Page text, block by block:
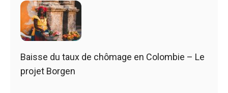
Baisse du taux de chômage en Colombie – Le
projet Borgen